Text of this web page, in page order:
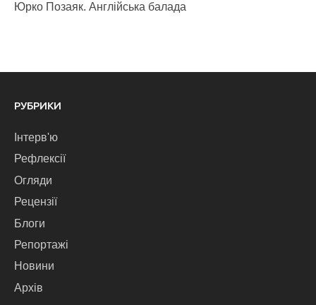
Юрко Позаяк. Англійська балада
РУБРИКИ
Інтерв'ю
Рефлексії
Огляди
Рецензії
Блоги
Репортажі
Новини
Архів